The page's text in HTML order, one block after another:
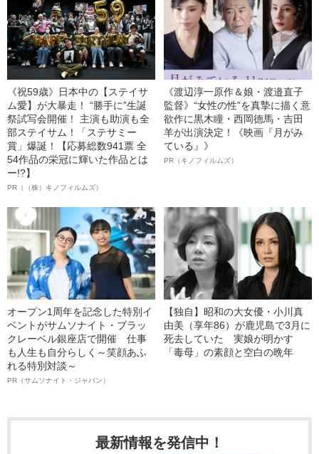
《祝59歳》日本中の【ステイサ
ム愛】が大暴走！ “勝手に”生誕
祭試写会開催！ 主演も助演も全
部ステイサム！「ステサミー
賞」爆誕！【応募総数941票 全
54作品の栄冠に輝いた作品とは
ー!?】
PR（（株）キノフィルムズ）
《渡辺淳一原作＆娘・渡邉直子
監督》“女性の性”を真摯に描く意
欲作に黒木瞳・西岡德馬・吉田
羊が出演決定！《映画『月がみ
ている』》
PR（キノフィルムズ）
オープン1周年を記念した特別イ
ベントがサムソナイト・ブラッ
クレーベル銀座店で開催 仕事
も人生も自分らしく～笑顔あふ
れる特別対談～
PR（サムソナイト・ジャパン）
【独自】昭和の大女優・小川真
由美（享年86）が鹿児島で3月に
死去していた 実娘が明かす
「毒母」の素顔と空白の晩年
最新情報を発信中！